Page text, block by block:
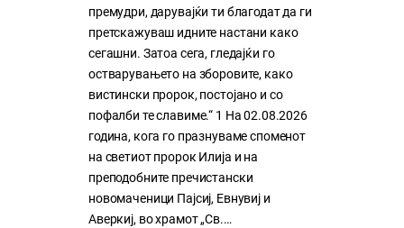
премудри, дарувајќи ти благодат да ги
претскажуваш идните настани како
сегашни. Затоа сега, гледајќи го
остварувањето на зборовите, како
вистински пророк, постојано и со
пофалби те славиме.“ 1 На 02.08.2026
година, кога го празнуваме споменот
на светиот пророк Илија и на
преподобните пречистански
новомаченици Пајсиј, Евнувиј и
Аверкиј, во храмот „Св.…